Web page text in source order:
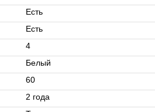
Есть
Есть
4
Белый
60
2 года